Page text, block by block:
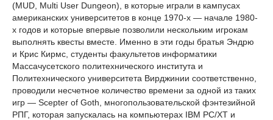
(MUD, Multi User Dungeon), в которые играли в кампусах
американских университетов в конце 1970-х — начале 1980-
х годов и которые впервые позволили нескольким игрокам
выполнять квесты вместе. Именно в эти годы братья Эндрю
и Крис Кирмс, студенты факультетов информатики
Массачусетского политехнического института и
Политехнического университета Вирджинии соответственно,
проводили несчетное количество времени за одной из таких
игр — Scepter of Goth, многопользовательской фэнтезийной
РПГ, которая запускалась на компьютерах IBM PC/XT и